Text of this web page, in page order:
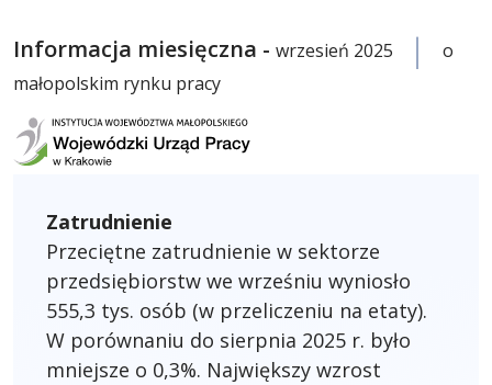
Informacja miesięczna - wrzesień 2025
o
małopolskim rynku pracy
Zatrudnienie
Przeciętne zatrudnienie w sektorze
przedsiębiorstw we wrześniu wyniosło
555,3 tys. osób (w przeliczeniu na etaty).
W porównaniu do sierpnia 2025 r. było
mniejsze o 0,3%. Największy wzrost